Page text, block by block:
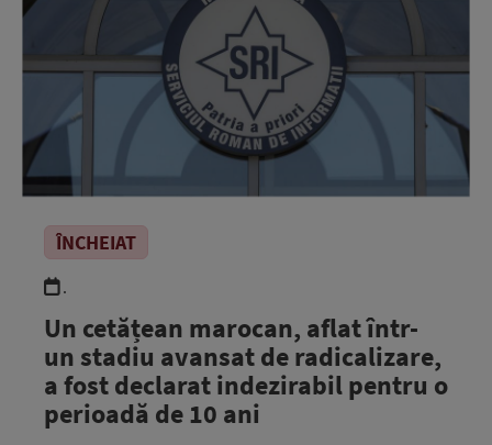
ÎNCHEIAT
.
Un cetățean marocan, aflat într-
un stadiu avansat de radicalizare,
a fost declarat indezirabil pentru o
perioadă de 10 ani